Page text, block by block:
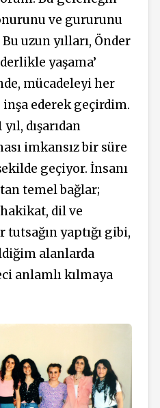
ve gururunu
uzun yılları, Önder
yaşama’
mücadeleyi her
ederek geçirdim.
dışarıdan
imkansız bir süre
geçiyor. İnsanı
temel bağlar;
dil ve
yaptığı gibi,
alanlarda
anlamlı kılmaya